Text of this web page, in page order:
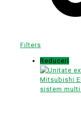
Filters
Reduceri